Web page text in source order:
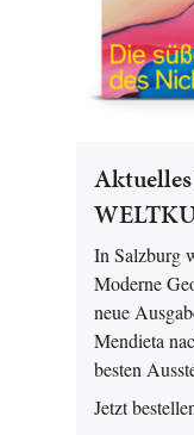
In Salzburg
Moderne
neue
Mendieta
besten
Jetzt